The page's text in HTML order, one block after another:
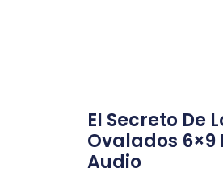
El Secreto De
Ovalados 6×9
Audio